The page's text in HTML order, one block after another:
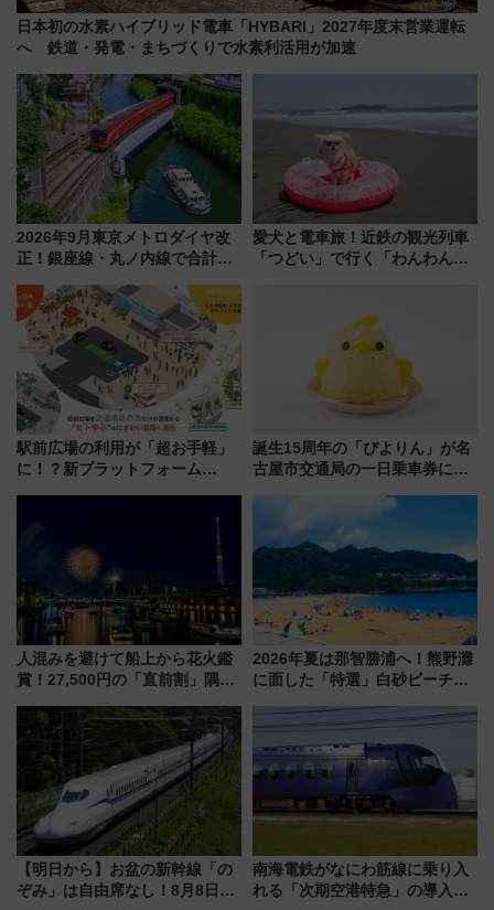
日本初の水素ハイブリッド電車「HYBARI」2027年度末営業運転
へ 鉄道・発電・まちづくりで水素利活用が加速
2026年9月東京メトロダイヤ改
正！銀座線・丸ノ内線で合計
待
愛犬と電車旅！近鉄の観光列車
「つどい」で行く「わんわん列
駅前広場の利用が「超お手軽」
に！？新プラットフォーム
誕生15周年の「ぴよりん」が名
古屋市交通局の一日乗車券に！
人混みを避けて船上から花火鑑
賞！27,500円の「直前割」隅田
メも持ち込みOK
2026年夏は那智勝浦へ！熊野灘
に面した「特選」白砂ビーチは
会」は8月11日開催！
【明日から】お盆の新幹線「の
ぞみ」は自由席なし！8月8日午
南海電鉄がなにわ筋線に乗り入
れる「次期空港特急」の導入を